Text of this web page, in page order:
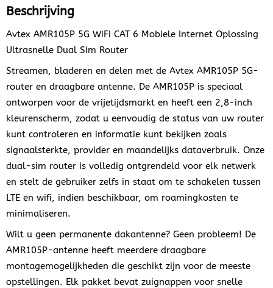
Beschrijving
Avtex AMR105P 5G WiFi CAT 6 Mobiele Internet Oplossing
Ultrasnelle Dual Sim Router
Streamen, bladeren en delen met de Avtex AMR105P 5G-
router en draagbare antenne. De AMR105P is speciaal
ontworpen voor de vrijetijdsmarkt en heeft een 2,8-inch
kleurenscherm, zodat u eenvoudig de status van uw router
kunt controleren en informatie kunt bekijken zoals
signaalsterkte, provider en maandelijks dataverbruik. Onze
dual-sim router is volledig ontgrendeld voor elk netwerk
en stelt de gebruiker zelfs in staat om te schakelen tussen
LTE en wifi, indien beschikbaar, om roamingkosten te
minimaliseren.
Wilt u geen permanente dakantenne? Geen probleem! De
AMR105P-antenne heeft meerdere draagbare
montagemogelijkheden die geschikt zijn voor de meeste
opstellingen. Elk pakket bevat zuignappen voor snelle